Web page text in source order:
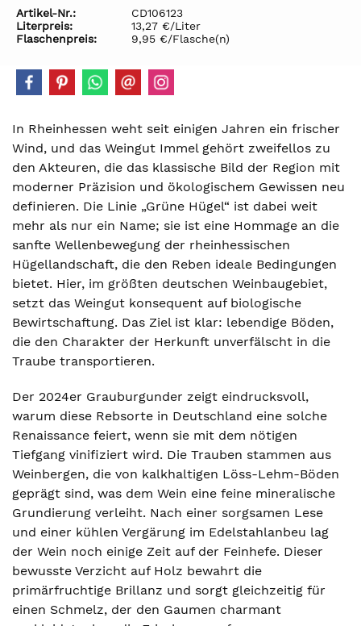
Artikel-Nr.:
CD106123
Literpreis:
13,27 €/Liter
Flaschenpreis:
9,95 €/Flasche(n)
In Rheinhessen weht seit einigen Jahren ein frischer
Wind, und das Weingut Immel gehört zweifellos zu
den Akteuren, die das klassische Bild der Region mit
moderner Präzision und ökologischem Gewissen neu
definieren. Die Linie „Grüne Hügel“ ist dabei weit
mehr als nur ein Name; sie ist eine Hommage an die
sanfte Wellenbewegung der rheinhessischen
Hügellandschaft, die den Reben ideale Bedingungen
bietet. Hier, im größten deutschen Weinbaugebiet,
setzt das Weingut konsequent auf biologische
Bewirtschaftung. Das Ziel ist klar: lebendige Böden,
die den Charakter der Herkunft unverfälscht in die
Traube transportieren.
Der 2024er Grauburgunder zeigt eindrucksvoll,
warum diese Rebsorte in Deutschland eine solche
Renaissance feiert, wenn sie mit dem nötigen
Tiefgang vinifiziert wird. Die Trauben stammen aus
Weinbergen, die von kalkhaltigen Löss-Lehm-Böden
geprägt sind, was dem Wein eine feine mineralische
Grundierung verleiht. Nach einer sorgsamen Lese
und einer kühlen Vergärung im Edelstahlanbeu lag
der Wein noch einige Zeit auf der Feinhefe. Dieser
bewusste Verzicht auf Holz bewahrt die
primärfruchtige Brillanz und sorgt gleichzeitig für
einen Schmelz, der den Gaumen charmant